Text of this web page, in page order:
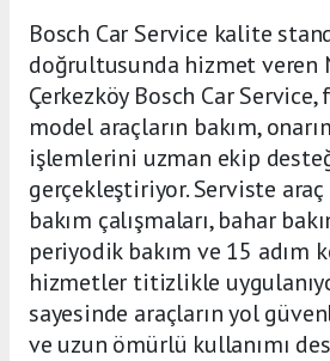
Bosch Car Service kalite
doğrultusunda hizmet veren
Çerkezköy Bosch Car
model araçların bakım,
işlemlerini uzman ekip
gerçekleştiriyor. Serviste
bakım çalışmaları, bahar
periyodik bakım ve 15 adım
hizmetler titizlikle
sayesinde araçların yol
ve uzun ömürlü kullanımı